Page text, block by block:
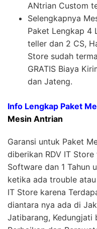
ANtrian Custom
Selengkapnya
Paket Lengkap 4
teller dan 2 CS,
Store sudah
GRATIS Biaya
dan Jateng.
Info Lengkap Paket
Mesin Antrian
Garansi untuk Paket
diberikan RDV IT
Software dan 1 Tahun
ketika ada trouble
IT Store karena
diantara nya ada di
Jatibarang, Kedungjati